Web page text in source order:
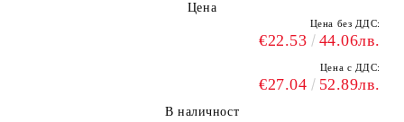
Цена
Цена без ДДС:
€22.53 44.06лв.
Цена с ДДС:
€27.04 52.89лв.
В наличност